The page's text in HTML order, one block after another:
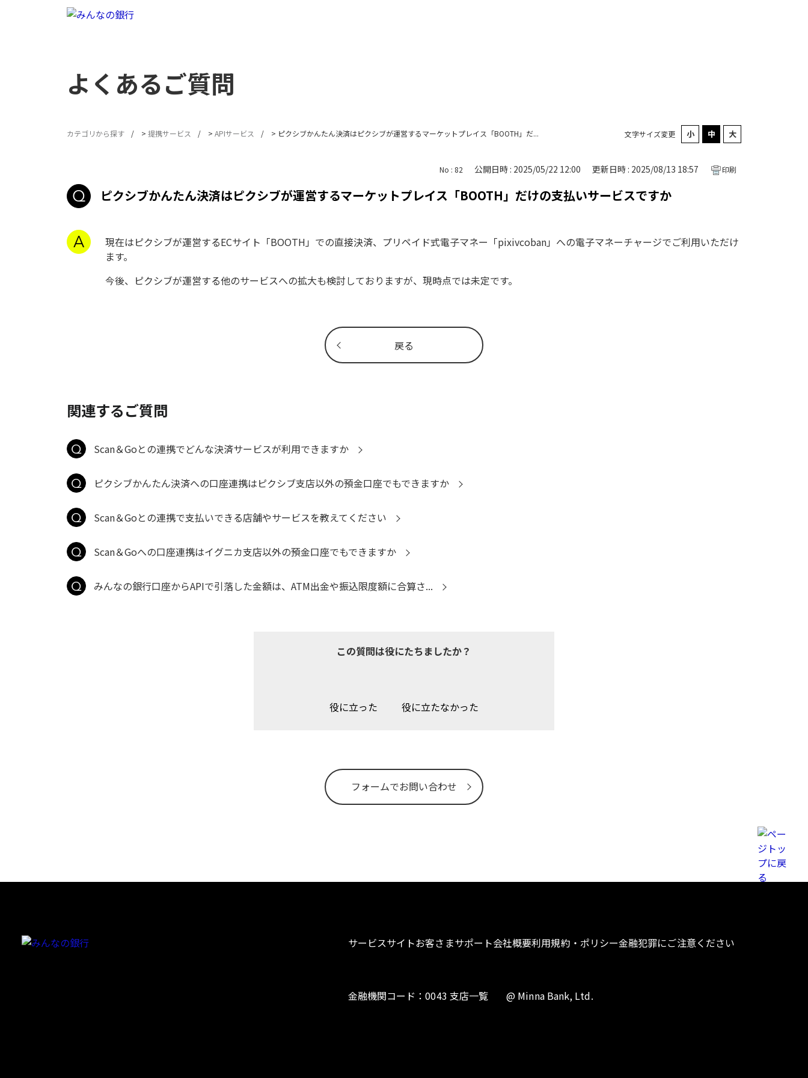
よくあるご質問
文字サイズ変更
カテゴリから探す > 提携サービス > APIサービス > ピクシブかんたん決済はピクシブが運営するマーケットプレイス「BOOTH」だ...
戻る
No : 82 公開日時 : 2025/05/22 12:00 更新日時 : 2025/08/13 18:57 印刷
ピクシブかんたん決済はピクシブが運営するマーケットプレイス「BOOTH」だけの支払いサービスですか
現在はピクシブが運営するECサイト「BOOTH」での直接決済、プリペイド式電子マネー「pixivcoban」への電子マネーチャージでご利用いただけ
ます。
今後、ピクシブが運営する他のサービスへの拡大も検討しておりますが、現時点では未定です。
関連するご質問
Scan＆Goとの連携でどんな決済サービスが利用できますか
ピクシブかんたん決済への口座連携はピクシブ支店以外の預金口座でもできますか
Scan＆Goとの連携で支払いできる店舗やサービスを教えてください
Scan＆Goへの口座連携はイグニカ支店以外の預金口座でもできますか
みんなの銀行口座からAPIで引落した金額は、ATM出金や振込限度額に合算さ...
この質問は役にたちましたか？
役に立った 役に立たなかった
フォームでお問い合わせ
サービスサイトお客さまサポート会社概要利用規約・ポリシー金融犯罪にご注意ください
金融機関コード：0043 支店一覧 @ Minna Bank, Ltd.